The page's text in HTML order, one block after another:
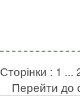
Сторінки : 1 ...
Перейти до